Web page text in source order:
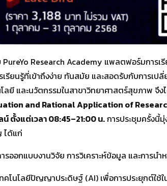
Research Academy แพลตฟอร์มการ
เรียนรู้ที่เข้าถึงง่าย ทันสมัย และสอดรับกับการเ
โลยี และนวัตกรรมในสาขาวิทยาศาสตร์สุขภาพ จึง
and Rational Application of
น์ ตั้งแต่เวลา 08:45–21:00 น.การประชุมครั้งนี้
ได้แก่
รออกแบบงานวิจัย การวิเคราะห์ข้อมูล และการน
คโนโลยีปัญญาประดิษฐ์ (AI) เพื่อการประยุกต์ใช้